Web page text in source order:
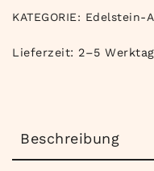
KATEGORIE: Edelstein-
Lieferzeit: 2–5
Beschreibung